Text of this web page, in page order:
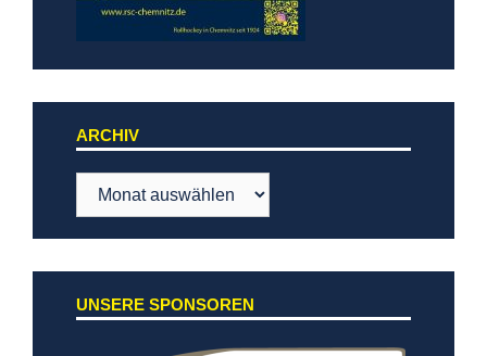
ARCHIV
UNSERE SPONSOREN